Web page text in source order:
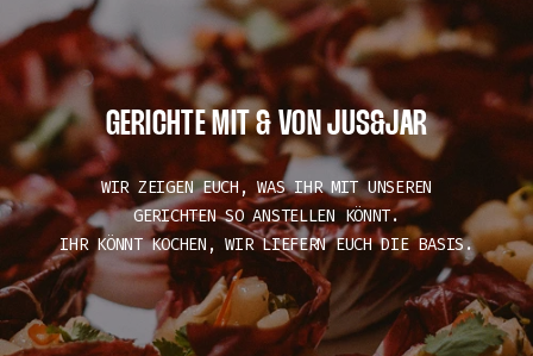
GERICHTE MIT & VON JUS&JAR
WIR ZEIGEN EUCH, WAS IHR MIT UNSEREN
GERICHTEN SO ANSTELLEN KÖNNT.
IHR KÖNNT KOCHEN, WIR LIEFERN EUCH DIE BASIS.